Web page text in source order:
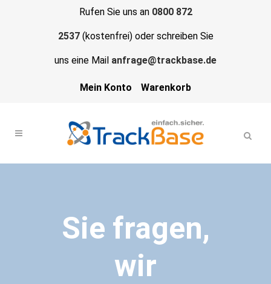
Rufen Sie uns an 0800 872
2537(kostenfrei) oder schreiben Sie
uns eine Mail anfrage@trackbase.de
Mein Konto Warenkorb
Sie fragen,
wir